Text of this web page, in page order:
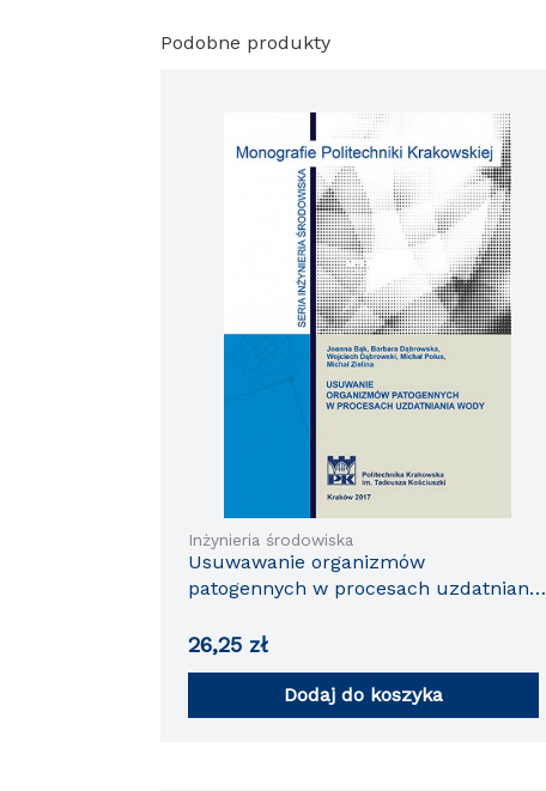
Podobne produkty
Inżynieria środowiska
Usuwawanie organizmów
patogennych w procesach uzdatniania
26,25 zł
Dodaj do koszyka